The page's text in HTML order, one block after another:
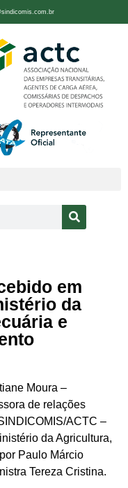
em
da
e
Moura –
de relações
ACTC –
da Agricultura,
Paulo Márcio
Tereza Cristina.